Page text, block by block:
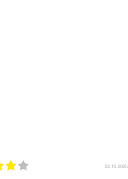
03.10.2025